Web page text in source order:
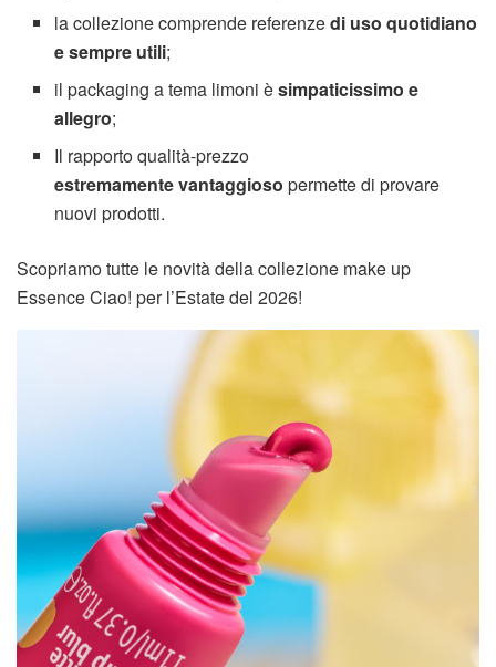
la collezione comprende referenzedi uso quotidiano
e sempre utili;
il packaging a tema limoni èsimpaticissimo e
allegro;
Il rapporto qualità-prezzo
estremamentevantaggioso permette di provare
nuovi prodotti.
Scopriamo tutte le novità della collezione make up
Essence Ciao! per l’Estate del 2026!